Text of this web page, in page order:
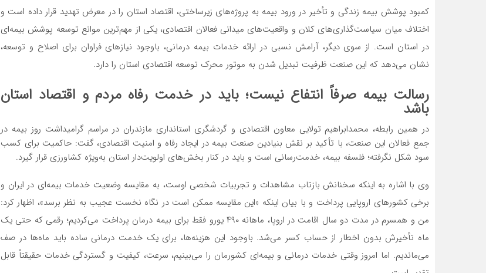
کمبود پوشش بیمه زندگی و تأخیر در ورود بیمه به پروژه‌های زیرساختی، اقتصاد استان را در معرض تهدید قرار داده است و
اختلاف میان سیاست‌گذاری‌های کلان و واقعیت‌های میدانی فعالان اقتصادی، یکی از مهم‌ترین موانع توسعه پوشش بیمه‌ای
در استان است. از سوی دیگر، آرامش نسبی در ارائه خدمات بیمه درمانی، باوجود نیازهای فراوان برای اصلاح و توسعه،
نشان می‌دهد که این صنعت ظرفیت تبدیل شدن به موتور محرک توسعه اقتصادی استان را دارد.
رسالت بیمه صرفاً انتفاع نیست؛ باید در خدمت رفاه مردم و اقتصاد استان
باشد
در همین رابطه، محمدابراهیم تولایی معاون اقتصادی و گردشگری استانداری مازندران در مراسم گرامیداشت روز بیمه در
جمع فعالان این صنعت، با تأکید بر نقش بنیادین صنعت بیمه در ایجاد رفاه و امنیت اقتصادی، گفت: حاکمیت برای کسب
سود شکل نگرفته؛ فلسفه بیمه، خدمت‌رسانی است و باید در کنار بخش‌های اولویت‌دار استان به‌ویژه کشاورزی قرار گیرد.
وی با اشاره به اینکه سخنانش بازتاب مشاهدات و تجربیات شخصی اوست، به مقایسه وضعیت خدمات بیمه‌ای در ایران و
برخی کشورهای اروپایی پرداخت و با بیان اینکه «این مقایسه ممکن است در نگاه نخست عجیب به نظر برسد»، اظهار کرد:
من و همسرم در مدت دو سال اقامت در اروپا، ماهانه ۴۹۰ یورو فقط برای بیمه درمان پرداخت می‌کردیم؛ رقمی که حتی یک
ماه تأخیرش بدون اخطار از حساب کسر می‌شد. باوجود این هزینه‌ها، برای یک خدمت درمانی ساده باید ماه‌ها در صف
می‌ماندیم. اما امروز وقتی خدمات درمانی و بیمه‌ای کشورمان را می‌بینیم، سرعت، کیفیت و گستردگی خدمات حقیقتاً قابل